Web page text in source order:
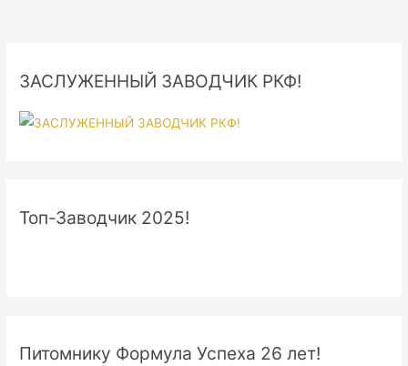
ЗАСЛУЖЕННЫЙ ЗАВОДЧИК РКФ!
Топ-Заводчик 2025!
Питомнику Формула Успеха 26 лет!